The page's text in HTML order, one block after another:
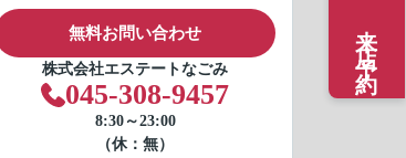
無料お問い合わせ
株式会社エステートなごみ
045-308-9457
8:30～23:00
（休：無）
来店予約